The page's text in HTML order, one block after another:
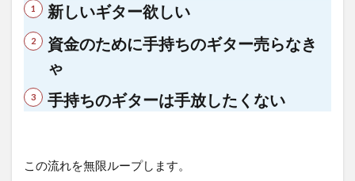
新しいギター欲しい
資金のために手持ちのギター売らなき
ゃ
手持ちのギターは手放したくない
この流れを無限ループします。